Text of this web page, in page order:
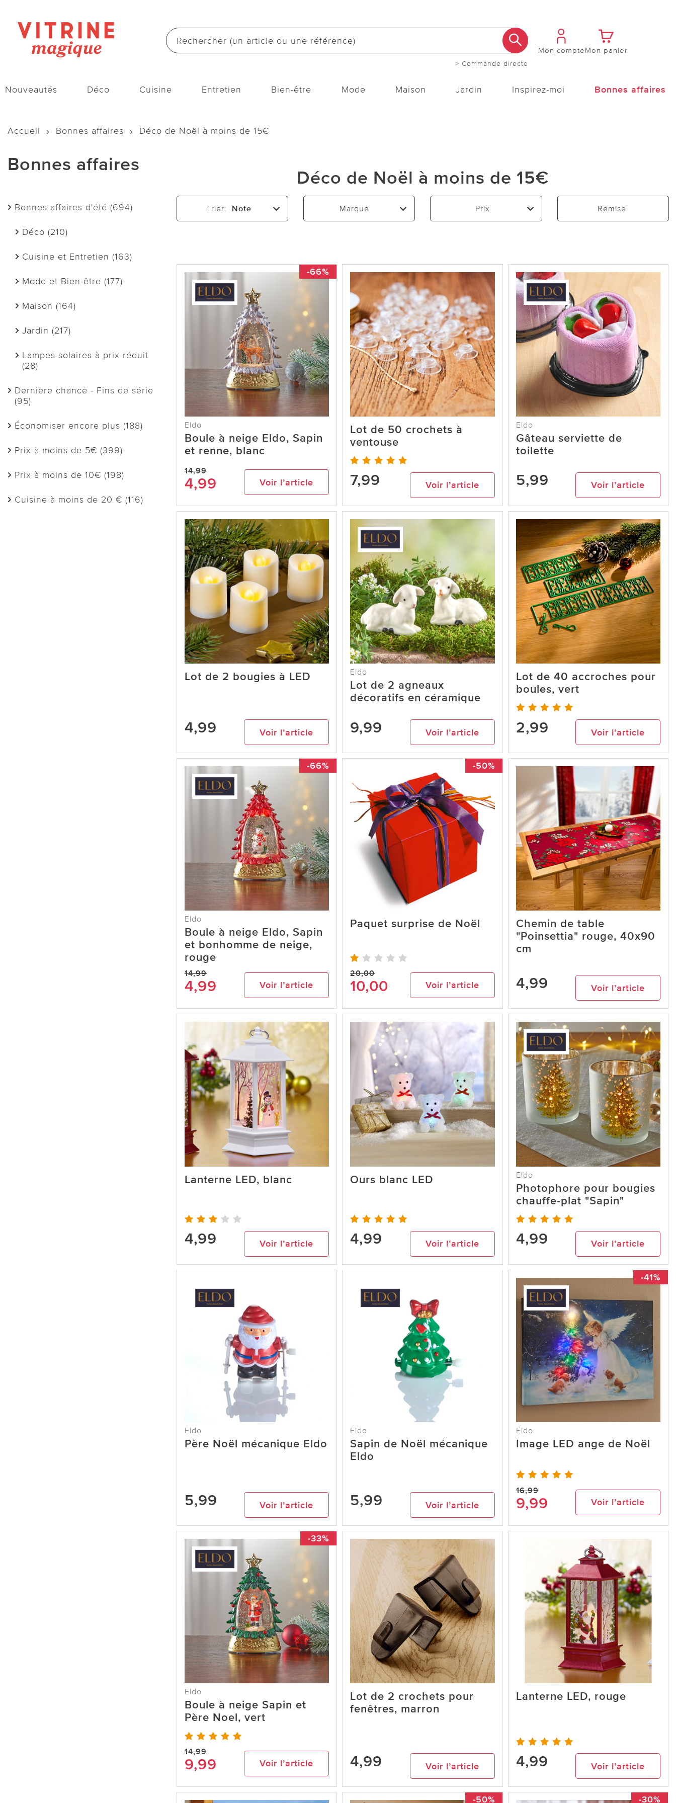
> Commande directe
Mon compteMon panier
Nouveautés Déco Cuisine Entretien Bien-être Mode Maison Jardin Inspirez-moi Bonnes affaires
Accueil Bonnes affaires Déco de Noël à moins de 15€
Bonnes affaires
Bonnes affaires d'été (694)
Déco (210)
Cuisine et Entretien (163)
Mode et Bien-être (177)
Maison (164)
Jardin (217)
Lampes solaires à prix réduit
(28)
Dernière chance - Fins de série
(95)
Économiser encore plus (188)
Prix à moins de 5€ (399)
Prix à moins de 10€ (198)
Cuisine à moins de 20 € (116)
Déco de Noël à moins de 15€
Trier: Note Marque Prix Remise
-66%
Eldo
Boule à neige Eldo, Sapin
et renne, blanc
14,99
4,99 Voir l’article
Lot de 50 crochets à
ventouse
7,99 Voir l’article
Eldo
Gâteau serviette de
toilette
5,99 Voir l’article
Lot de 2 bougies à LED
4,99 Voir l’article
Eldo
Lot de 2 agneaux
décoratifs en céramique
9,99 Voir l’article
Lot de 40 accroches pour
boules, vert
2,99 Voir l’article
-66%
Eldo
Boule à neige Eldo, Sapin
et bonhomme de neige,
rouge
14,99
4,99 Voir l’article
-50%
Paquet surprise de Noël
20,00
10,00 Voir l’article
Chemin de table
"Poinsettia" rouge, 40x90
cm
4,99 Voir l’article
Lanterne LED, blanc
4,99 Voir l’article
Ours blanc LED
4,99 Voir l’article
Eldo
Photophore pour bougies
chauffe-plat "Sapin"
4,99 Voir l’article
Eldo
Père Noël mécanique Eldo
5,99 Voir l’article
Eldo
Sapin de Noël mécanique
Eldo
5,99 Voir l’article
-41%
Eldo
Image LED ange de Noël
16,99
9,99 Voir l’article
-33%
Eldo
Boule à neige Sapin et
Père Noel, vert
14,99
9,99 Voir l’article
Lot de 2 crochets pour
fenêtres, marron
4,99 Voir l’article
Lanterne LED, rouge
4,99 Voir l’article
-50% -30%